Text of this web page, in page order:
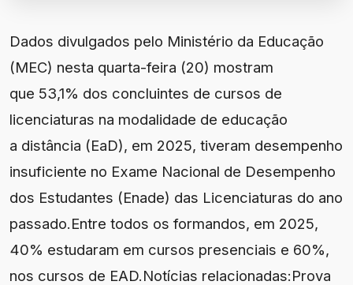
Dados divulgados pelo Ministério da Educação
(MEC) nesta quarta-feira (20) mostram
que 53,1% dos concluintes de cursos de
licenciaturas na modalidade de educação
a distância (EaD), em 2025, tiveram desempenho
insuficiente no Exame Nacional de Desempenho
dos Estudantes (Enade) das Licenciaturas do ano
passado.Entre todos os formandos, em 2025,
40% estudaram em cursos presenciais e 60%,
nos cursos de EAD.Notícias relacionadas:Prova